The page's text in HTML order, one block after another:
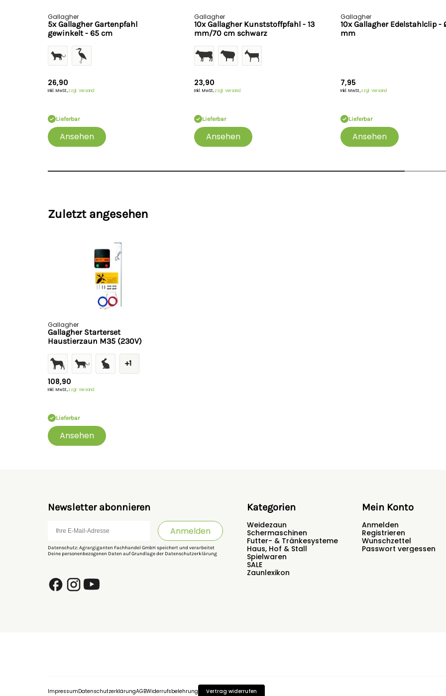
Gallagher
5x Gallagher Gartenpfahl
gewinkelt - 65 cm
26,90
Inkl. MwSt.,zzgl. Versand
Lieferbar
Ansehen
Gallagher
10x Gallagher Kunststoffpfahl - 13
mm/70 cm schwarz
23,90
Inkl. MwSt.,zzgl. Versand
Lieferbar
Ansehen
Gallagher
10x Gallagher Edelstahlclip -
mm
7,95
Inkl. MwSt.,zzgl. Versand
Lieferbar
Ansehen
Zuletzt angesehen
Gallagher
Gallagher Starterset
Haustierzaun M35 (230V)
+1
108,90
Inkl. MwSt.,zzgl. Versand
Lieferbar
Ansehen
Newsletter abonnieren
Anmelden
Datenschutz: Agrargiganten Fachhandel GmbH speichert und verarbeitet
Deine personenbezogenen Daten auf Grundlage der Datenschutzerklärung
Kategorien
Weidezaun
Schermaschinen
Futter- & Tränkesysteme
Haus, Hof & Stall
Spielwaren
SALE
Zaunlexikon
Mein Konto
Anmelden
Registrieren
Wunschzettel
Passwort vergessen
ImpressumDatenschutzerklärungAGBWiderrufsbelehrung Vertrag widerrufen